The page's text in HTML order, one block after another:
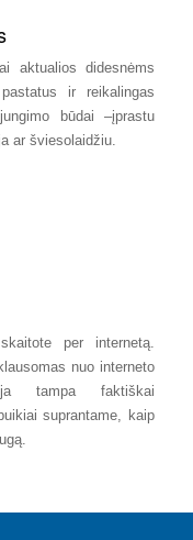
aktualios didesnėms
ir reikalingas
būdai –įprastu
ar šviesolaidžiu.
per internetą.
nuo interneto
tampa faktiškai
suprantame, kaip